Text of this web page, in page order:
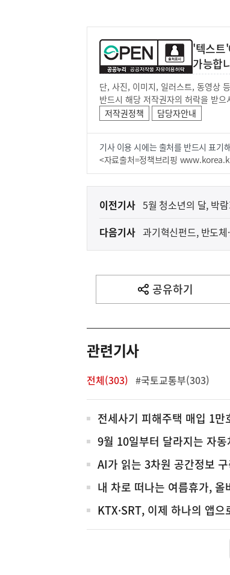
'텍스트
가능합
단, 사진, 이미지, 일러스트, 동영상
반드시 해당 저작권자의 허락을 받으
저작권정책
담당자안내
기사 이용 시에는 출처를 반드시 표기
<자료출처=정책브리핑
이
다
음
기
영
역
이전기사 5월 청소년의 달, 박
다음기사 과기혁신펀드, 반도
공유하기
열
기
관련기사
전체(303) #국토교통부(303)
전
체
전세사기 피해주택 매입 1
9월 10일부터 달라지는 자
AI가 읽는 3차원 공간정보
내 차로 떠나는 여름휴가,
KTX·SRT, 이제 하나의 앱